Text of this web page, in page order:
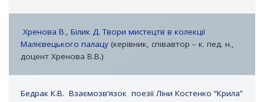
Хренова В., Білик Д. Твори мистецтв в колекції
Малієвецького палацу (керівник, співавтор – к. пед. н.,
доцент Хренова В.В.)
Бедрак К.В. Взаємозв’язок поезії Ліни Костенко “Крила”